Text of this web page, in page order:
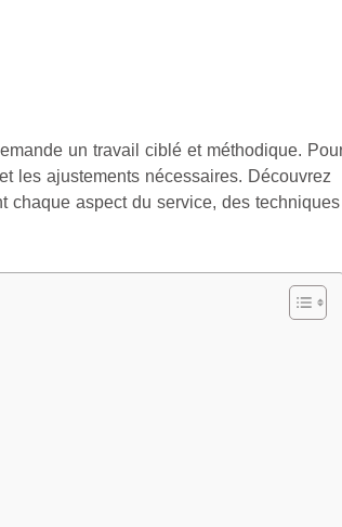
un travail ciblé et méthodique.
les ajustements nécessaires. Découvrez
chaque aspect du service, des techniques